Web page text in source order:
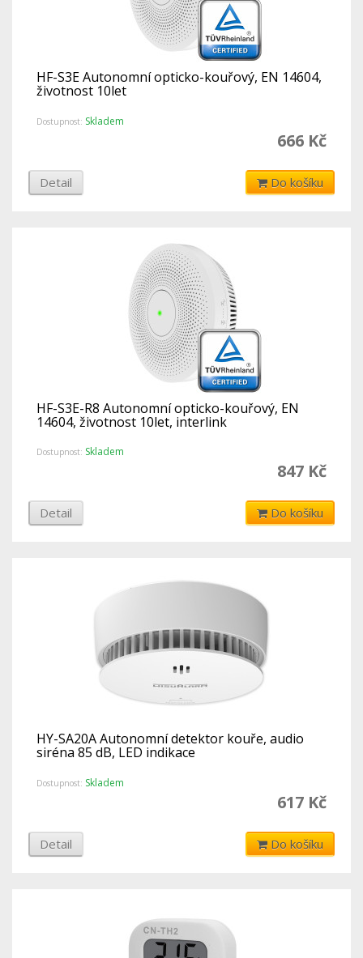
HF-S3E Autonomní opticko-kouřový, EN 14604,
životnost 10let
Dostupnost: Skladem
666 Kč
Detail Do košíku
HF-S3E-R8 Autonomní opticko-kouřový, EN
14604, životnost 10let, interlink
Dostupnost: Skladem
847 Kč
Detail Do košíku
HY-SA20A Autonomní detektor kouře, audio
siréna 85 dB, LED indikace
Dostupnost: Skladem
617 Kč
Detail Do košíku